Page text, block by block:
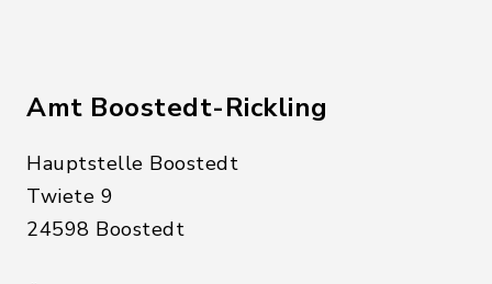
Amt Boostedt-Rickling
Hauptstelle Boostedt
Twiete 9
24598 Boostedt